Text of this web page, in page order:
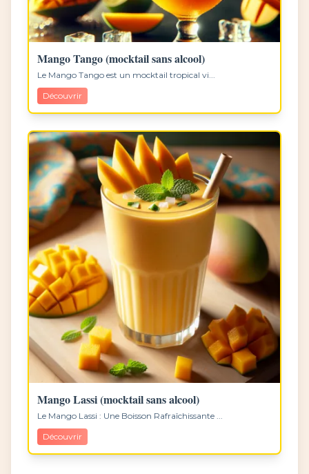
Mango Tango (mocktail sans alcool)
Le Mango Tango est un mocktail tropical vi...
Découvrir
Mango Lassi (mocktail sans alcool)
Le Mango Lassi : Une Boisson Rafraîchissante ...
Découvrir